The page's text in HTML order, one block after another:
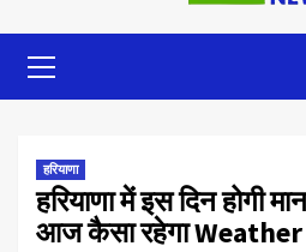
हरियाणा
हरियाणा में इस दिन होगी
आज कैसा रहेगा Weather